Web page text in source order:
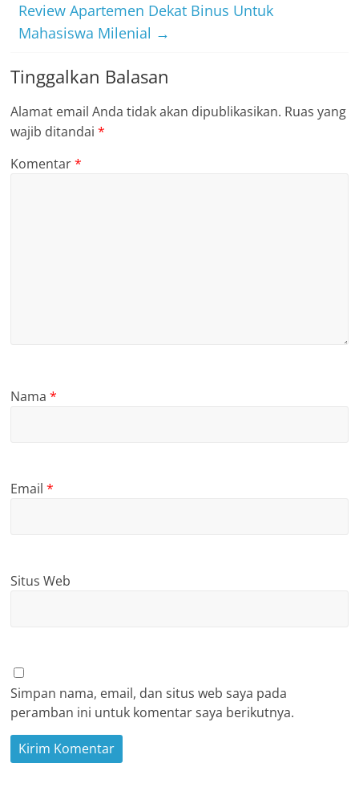
Review Apartemen Dekat Binus Untuk
Mahasiswa Milenial →
Tinggalkan Balasan
Alamat email Anda tidak akan dipublikasikan. Ruas yang
wajib ditandai*
Komentar*
Nama*
Email*
Situs Web
Simpan nama, email, dan situs web saya pada
peramban ini untuk komentar saya berikutnya.